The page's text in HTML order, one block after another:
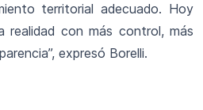
territorial adecuado. Hoy
realidad con más control, más
expresó Borelli.